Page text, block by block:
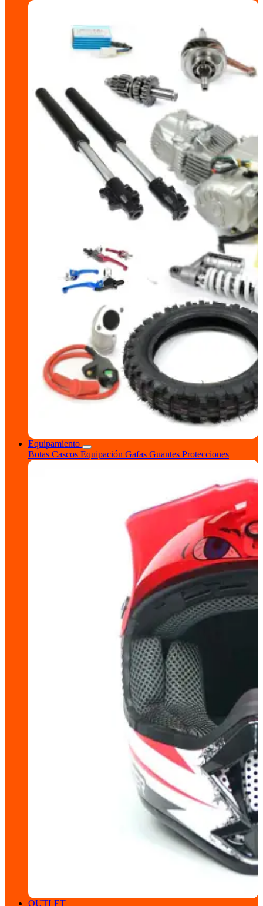
Equipamiento
Botas Cascos Equipación Gafas Guantes Protecciones
OUTLET